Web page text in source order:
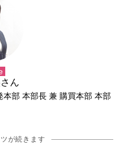
ん
部 本部長 兼 購買本部 本部
が続きます